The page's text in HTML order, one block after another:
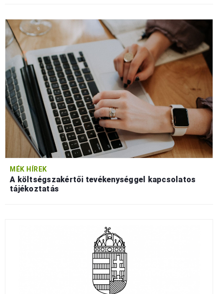
MÉK HÍREK
A költségszakértői tevékenységgel kapcsolatos
tájékoztatás